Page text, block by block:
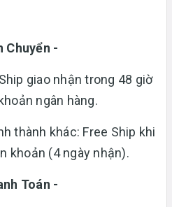
Chuyển -
giao nhận trong 48 giờ
ngân hàng.
thành khác: Free Ship khi
khoản (4 ngày nhận).
Toán -